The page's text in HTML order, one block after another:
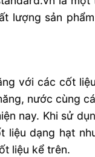
lượng sản
với các cốt
nước cùng
nay. Khi sử
liệu dạng hạt
liệu kể trên.